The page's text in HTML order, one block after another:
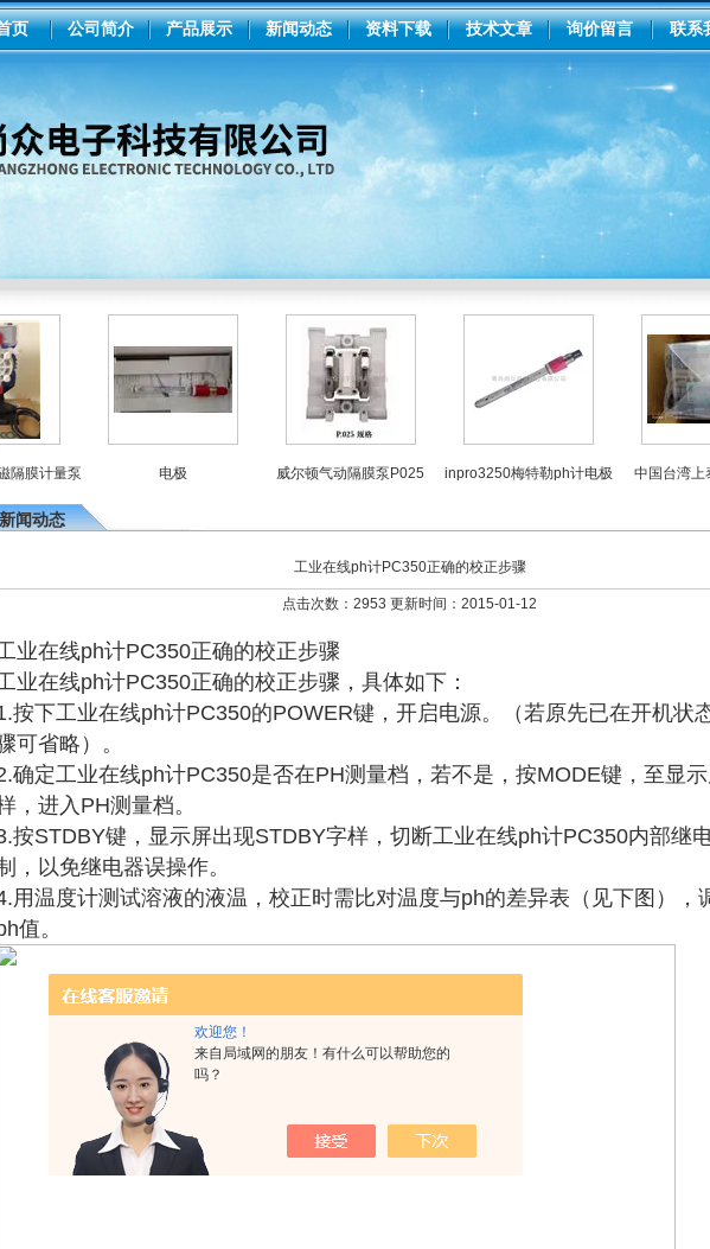
欢迎您！
来自局域网的朋友！有什么可以帮助您的
吗？
页 公司简介 产品展示 新闻动态 资料下载 技术文章 询价留言 联系
计量泵 电极 威尔顿气动隔膜泵P025 inpro3250梅特勒ph计电极 中国台湾上泰
闻动态
工业在线ph计PC350正确的校正步骤
点击次数：2953 更新时间：2015-01-12
业在线ph计PC350正确的校正步骤
业在线ph计PC350正确的校正步骤，具体如下：
按下工业在线ph计PC350的POWER键，开启电源。（若原先已在开机状
可省略）。
确定工业在线ph计PC350是否在PH测量档，若不是，按MODE键，至显
，进入PH测量档。
按STDBY键，显示屏出现STDBY字样，切断工业在线ph计PC350内部继
，以免继电器误操作。
用温度计测试溶液的液温，校正时需比对温度与ph的差异表（见下图），
值。